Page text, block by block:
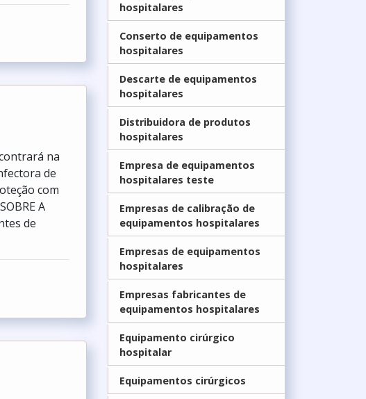
na
de
com
A
de
hospitalares
Conserto de equipamentos
hospitalares
Descarte de equipamentos
hospitalares
Distribuidora de produtos
hospitalares
Empresa de equipamentos
hospitalares teste
Empresas de calibraç­ão de
equipamentos hospitalares
Empresas de equipamentos
hospitalares
Empresas fabricantes de
equipamentos hospitalares
Equipamento cirúrgico
hospitalar
Equipamentos cirúrgicos